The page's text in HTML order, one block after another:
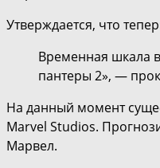
Утверждается, что
Временная шкала
пантеры 2», —
На данный момент
Marvel Studios.
Марвел.